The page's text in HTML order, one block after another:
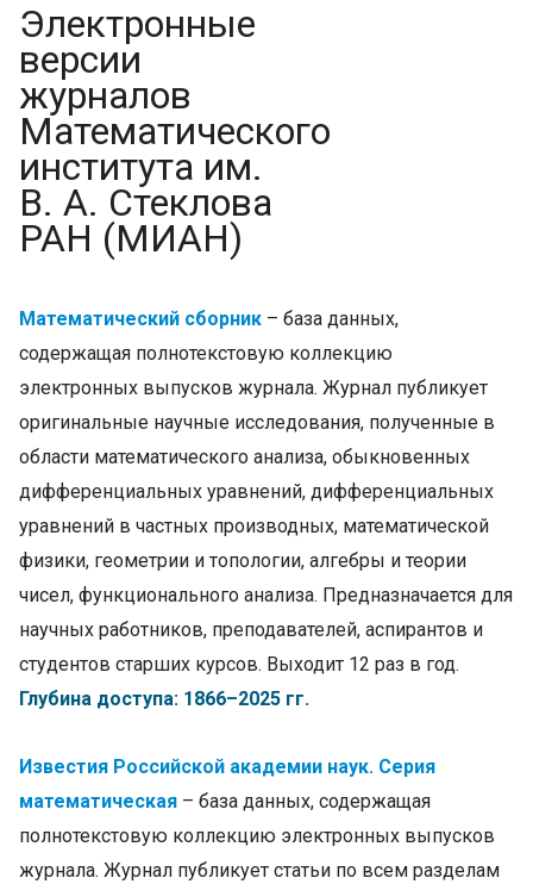
Электронные
версии
журналов
Математического
института им.
В. А. Стеклова
РАН (МИАН)
Математический сборник – база данных,
содержащая полнотекстовую коллекцию
электронных выпусков журнала. Журнал публикует
оригинальные научные исследования, полученные в
области математического анализа, обыкновенных
дифференциальных уравнений, дифференциальных
уравнений в частных производных, математической
физики, геометрии и топологии, алгебры и теории
чисел, функционального анализа. Предназначается для
научных работников, преподавателей, аспирантов и
студентов старших курсов. Выходит 12 раз в год.
Глубина доступа: 1866–2025 гг.
Известия Российской академии наук. Серия
математическая – база данных, содержащая
полнотекстовую коллекцию электронных выпусков
журнала. Журнал публикует статьи по всем разделам